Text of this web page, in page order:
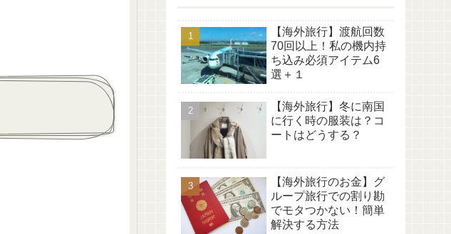
【海外旅行】渡航回数
70回以上！私の機内持
ち込み必須アイテム6
選＋１
【海外旅行】冬に南国
に行く時の服装は？コ
ートはどうする？
【海外旅行のお金】グ
ループ旅行での割り勘
でモタつかない！簡単
解決する方法